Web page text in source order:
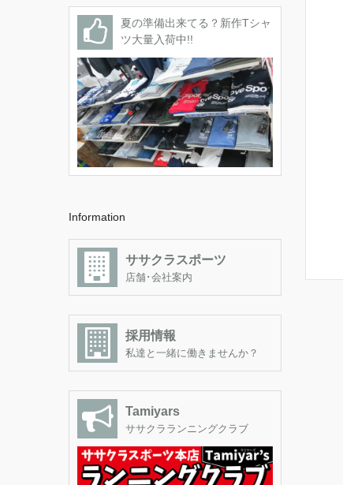
夏の準備出来てる？新作Tシャ
ツ大量入荷中!!
Information
ササクラスポーツ
店舗･会社案内
採用情報
私達と一緒に働きませんか？
Tamiyars
ササクラランニングクラブ